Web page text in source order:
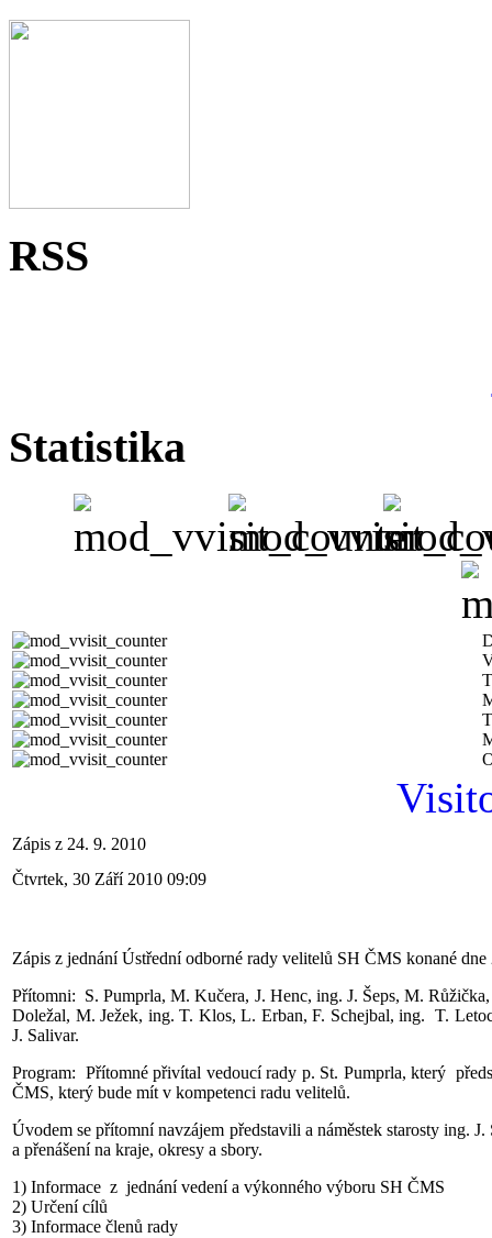
RSS
Statistika
Zápis z 24. 9. 2010
Čtvrtek, 30 Září 2010 09:09
Zápis z jednání Ústřední odborné rady velitelů SH ČMS konané
Přítomni: S. Pumprla, M. Kučera, J. Henc, ing. J. Šeps, M.
Doležal, M. Ježek, ing. T. Klos, L. Erban, F. Schejbal, ing. T.
J. Salivar.
Program: Přítomné přivítal vedoucí rady p. St. Pumprla, který
ČMS, který bude mít v kompetenci radu velitelů.
Úvodem se přítomní navzájem představili a náměstek starosty ing.
a přenášení na kraje, okresy a sbory.
1) Informace z jednání vedení a výkonného výboru SH ČMS
2) Určení cílů
3) Informace členů rady